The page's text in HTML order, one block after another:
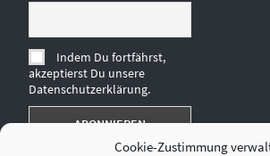
Cookie-Zustimmung
Indem Du fortfährst,
akzeptierst Du unsere
Datenschutzerklärung.